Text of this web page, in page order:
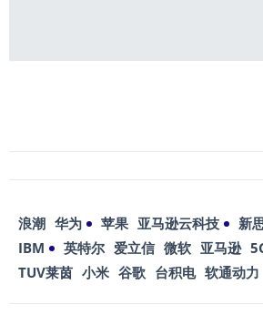
浪潮 华为 苹果 亚马逊云科技 新
IBM
英特尔 爱立信 微软 亚马逊
TUV莱茵 小米 谷歌 台积电 软通动力